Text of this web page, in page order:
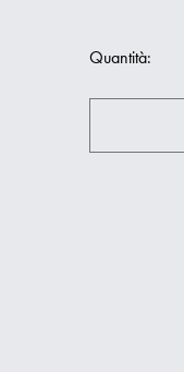
Quantità: